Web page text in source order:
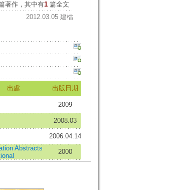
著作，其中有1篇全文
2012.03.05 建檔
出處
出版日期
2009
2008.03
2006.04.14
Abstracts
2000